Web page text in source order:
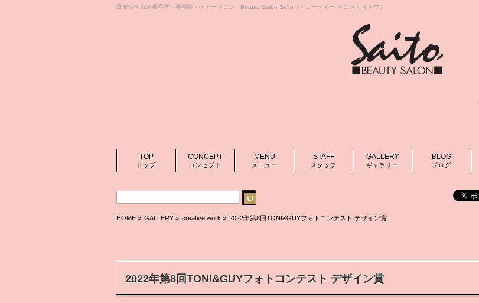
日光市今市の美容室・美容院・ヘアーサロン Beauty Salon Saito（ビューティー サロン サイトウ）
TOP
トップ
CONCEPT
コンセプト
MENU
メニュー
STAFF
スタッフ
GALLERY
ギャラリー
BLOG
ブログ
HOME » GALLERY » creative work » 2022年第8回TONI&GUYフォトコンテスト デザイン賞
2022年第8回TONI&GUYフォトコンテスト デザイン賞